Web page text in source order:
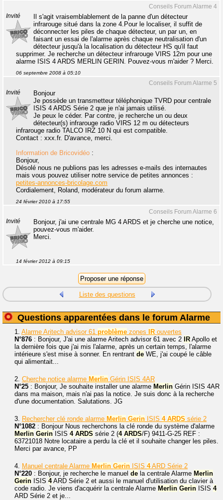
Conseils Forum Alarme 4
Invité
Il s'agit vraisemblablement de la panne d'un détecteur
infrarouge situé dans la zone 4.Pour le localiser, il suffit de
déconnecter les piles de chaque détecteur, un par un, en
faisant un essai de l'alarme après chaque neutralisation d'un
détecteur jusqu'à la localisation du détecteur HS qu'il faut
supprimer. Je recherche un détecteur infrarouge VIRS 12m pour une
alarme ISIS 4 ARDS MERLIN GERIN. Pouvez-vous m'aider ? Merci.
06 septembre 2008 à 05:10
Conseils Forum Alarme 5
Invité
Bonjour
Je possède un transmetteur téléphonique TVRD pour centrale
ISIS 4 ARDS Série 2 que je n'ai jamais utilisé.
Je peux le céder. Par contre, je recherche un ou deux
détecteur(s) infrarouge radio VIRS 12 m ou détecteurs
infrarouge radio TALCO IRZ 10 N qui est compatible.
Contact : xxx.fr. D'avance, merci.
Information de Bricovidéo :
Bonjour,
Désolé nous ne publions pas les adresses e-mails des internautes
mais vous pouvez utiliser notre service de petites annonces :
petites-annonces-bricolage.com
Cordialement, Roland, modérateur du forum alarme.
24 février 2010 à 17:55
Conseils Forum Alarme 6
Invité
Bonjour, j'ai une centrale MG 4 ARDS et je cherche une notice,
pouvez-vous m'aider.
Merci.
14 février 2012 à 09:15
Liste des questions
Questions apparentées dans le forum Alarme
1. Alarme Aritech advisor 61 problème zones IR ouvertes
N°876 : Bonjour, J'ai une alarme Aritech advisor 61 avec 2 IR Apollo et
la dernière fois que j'ai mis l'alarme, après un certain temps, l'alarme
intérieure s'est mise à sonner. En rentrant de WE, j'ai coupé le câble
qui alimentait...
2. Cherche notice alarme Merlin Gérin ISIS 4AR
N°25 : Bonjour, Je souhaite installer une alarme Merlin Gérin ISIS 4AR
dans ma maison, mais n'ai pas la notice. Je suis donc à la recherche
d'une documentation. Salutations. JG
3. Rechercher clé ronde alarme Merlin Gerin ISIS 4 ARDS série 2
N°1082 : Bonjour Nous recherchons la clé ronde du système d'alarme
Merlin Gerin ISIS 4 ARDS série 2 (4 ARDS/F) 9411-G-25 REF :
63721018 Notre locataire a perdu la clé et il souhaite changer les piles.
Merci par avance, PP
4. Manuel centrale Alarme Merlin Gerin ISIS 4ARD Série 2
N°220 : Bonjour, je recherche le manuel de la centrale Alarme Merlin
Gerin ISIS 4ARD Série 2 et aussi le manuel d'utilisation du clavier à
code radio. Je viens d'acquérir la centrale Alarme Merlin Gerin ISIS 4
ARD Série 2 et je...